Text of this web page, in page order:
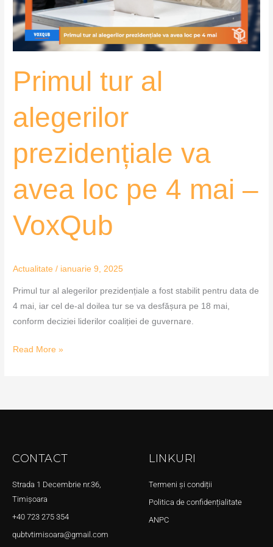
Primul tur al
alegerilor
prezidențiale va
avea loc pe 4 mai –
VoxQub
Actualitate / ianuarie 9, 2025
Primul tur al alegerilor prezidențiale a fost stabilit pentru data de
4 mai, iar cel de-al doilea tur se va desfășura pe 18 mai,
conform deciziei liderilor coaliției de guvernare.
avea
loc
pe
mai
Read More »
CONTACT
Strada 1 Decembrie nr.36,
Timișoara
+40 723 275 354
qubtvtimisoara@gmail.com
LINKURI
Termeni și condiții
Politica de confidențialitate
ANPC